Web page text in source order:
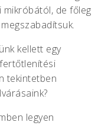
mikróbától, de főleg
kellett egy
tekintetben
legyen